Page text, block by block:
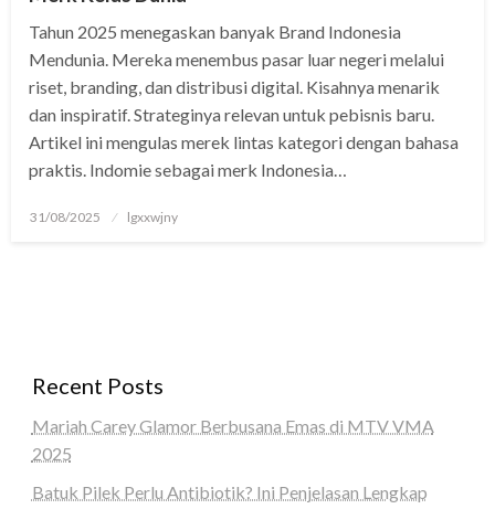
Tahun 2025 menegaskan banyak Brand Indonesia
Mendunia. Mereka menembus pasar luar negeri melalui
riset, branding, dan distribusi digital. Kisahnya menarik
dan inspiratif. Strateginya relevan untuk pebisnis baru.
Artikel ini mengulas merek lintas kategori dengan bahasa
praktis. Indomie sebagai merk Indonesia…
Posted
31/08/2025 lgxxwjny
Recent Posts
Mariah Carey Glamor Berbusana Emas di MTV VMA
2025
Batuk Pilek Perlu Antibiotik? Ini Penjelasan Lengkap